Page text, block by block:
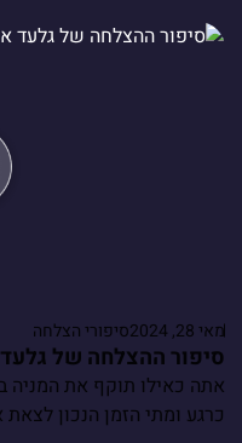
מאי 28, 2024 סיפורי הצלחה
סיפור ההצלחה של
אתה כאילו תוקף את המניה
כרגע ומתי הזמן הנכון